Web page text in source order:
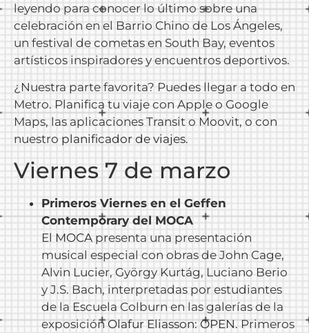
leyendo para conocer lo último sobre una
celebración en el Barrio Chino de Los Ángeles,
un festival de cometas en South Bay, eventos
artísticos inspiradores y encuentros deportivos.
¿Nuestra parte favorita? Puedes llegar a todo en
Metro. Planifica tu viaje con Apple o Google
Maps, las aplicaciones Transit o Moovit, o con
nuestro planificador de viajes.
Viernes 7 de marzo
Primeros Viernes en el Geffen
Contemporary del MOCA
El MOCA presenta una presentación
musical especial con obras de John Cage,
Alvin Lucier, György Kurtág, Luciano Berio
y J.S. Bach, interpretadas por estudiantes
de la Escuela Colburn en las galerías de la
exposiciónOlafur Eliasson: OPEN. Primeros